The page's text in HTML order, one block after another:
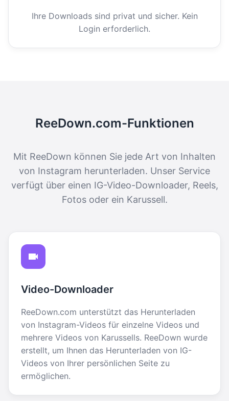
Ihre Downloads sind privat und sicher. Kein
Login erforderlich.
ReeDown.com-Funktionen
Mit ReeDown können Sie jede Art von Inhalten
von Instagram herunterladen. Unser Service
verfügt über einen IG-Video-Downloader, Reels,
Fotos oder ein Karussell.
Video-Downloader
ReeDown.com unterstützt das Herunterladen
von Instagram-Videos für einzelne Videos und
mehrere Videos von Karussells. ReeDown wurde
erstellt, um Ihnen das Herunterladen von IG-
Videos von Ihrer persönlichen Seite zu
ermöglichen.